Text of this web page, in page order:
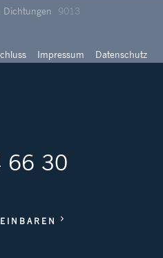
Dichtungen 9013
Impressum Datenschutz
66 30